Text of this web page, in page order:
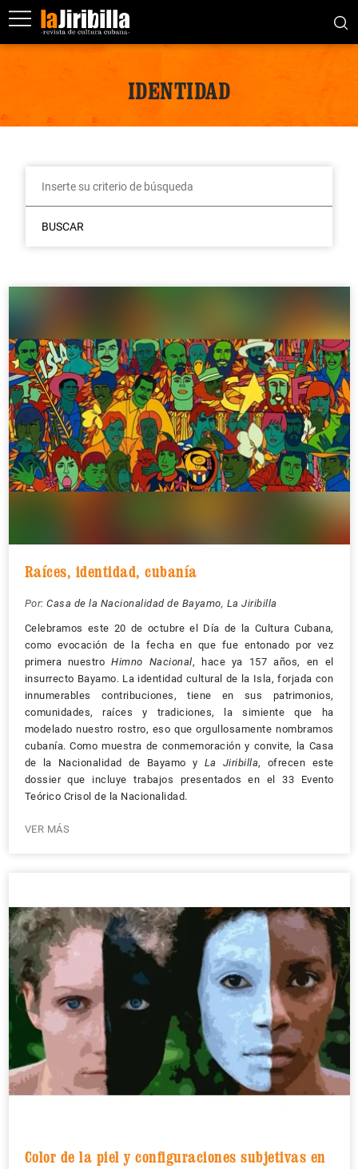
IDENTIDAD
BUSCAR
Raíces, identidad, cubanía
Por: Casa de la Nacionalidad de Bayamo, La Jiribilla
Celebramos este 20 de octubre el Día de la Cultura Cubana,
como evocación de la fecha en que fue entonado por vez
primera nuestroHimno Nacional, hace ya 157 años, en el
insurrecto Bayamo. La identidad cultural de la Isla, forjada con
innumerables contribuciones, tiene en sus patrimonios,
comunidades, raíces y tradiciones, la simiente que ha
modelado nuestro rostro, eso que orgullosamente nombramos
cubanía. Como muestra de conmemoración y convite, la Casa
de la Nacionalidad de Bayamo y La Jiribilla, ofrecen este
dossier que incluye trabajos presentados en el 33 Evento
Teórico Crisol de la Nacionalidad.
VER MÁS
Color de la piel y configuraciones subjetivas en